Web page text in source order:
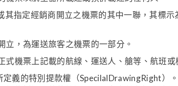
其指定經銷商開立之機票的其中一聯，其標
立，為運送旅客之機票的一部分。
式機票上記載的航線、運送人、艙等、航班或
義的特別提款權（SpecilalDrawingRight）